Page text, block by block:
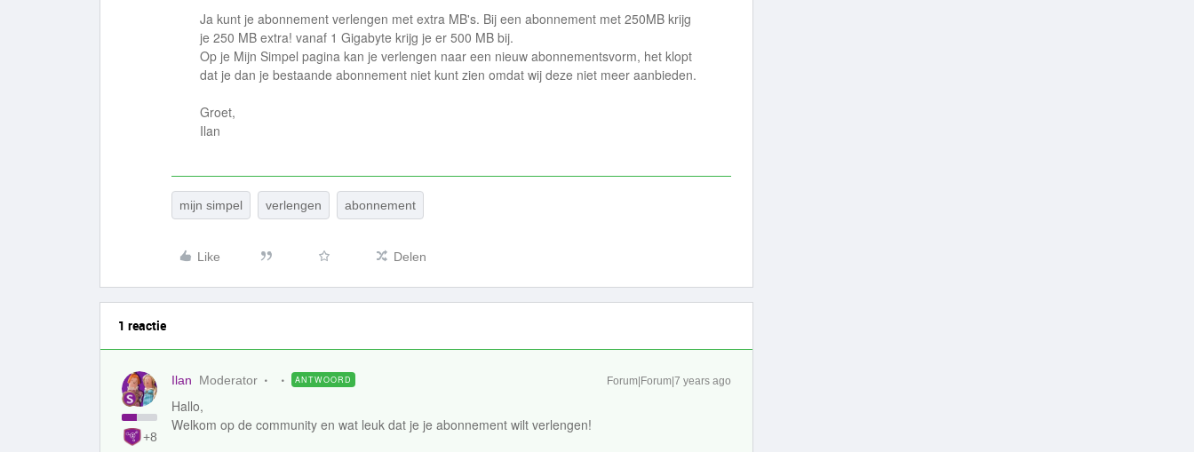
Ja kunt je abonnement verlengen met extra MB's. Bij een abonnement met 250MB krijg
je 250 MB extra! vanaf 1 Gigabyte krijg je er 500 MB bij.
Op je Mijn Simpel pagina kan je verlengen naar een nieuw abonnementsvorm, het klopt
dat je dan je bestaande abonnement niet kunt zien omdat wij deze niet meer aanbieden.
Groet,
Ilan
mijn simpel verlengen abonnement
Like Delen
1 reactie
+8
Ilan Moderator ANTWOORD Forum|Forum|7 years ago
Hallo,
Welkom op de community en wat leuk dat je je abonnement wilt verlengen!